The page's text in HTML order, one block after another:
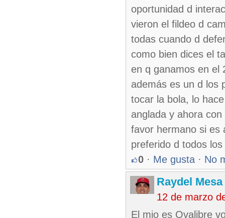
oportunidad d
vieron el fildeo d
todas cuando d
como bien dices el
en q ganamos en el
además es un d los
tocar la bola, lo
anglada y ahora
favor hermano si es
preferido d todos
0 · Me gusta · No
Raydel
12 de marzo
El mio es Qvalibre